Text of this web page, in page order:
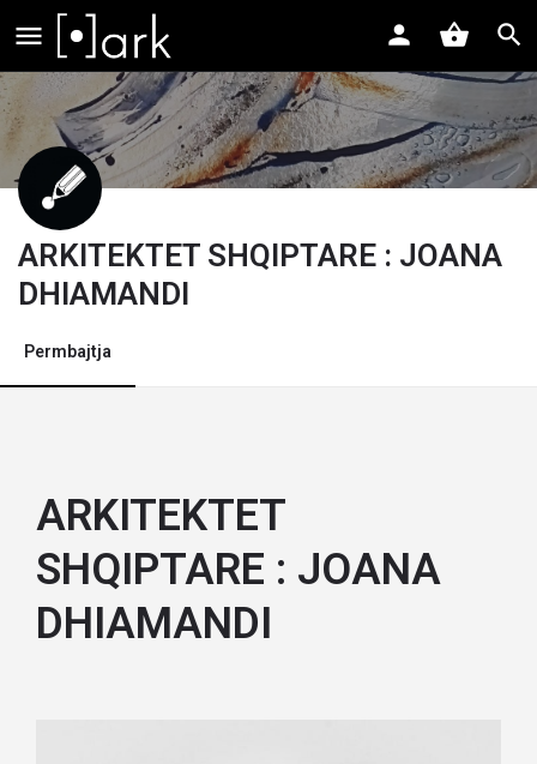
ARKITEKTET SHQIPTARE : JOANA
DHIAMANDI
Permbajtja
ARKITEKTET
SHQIPTARE : JOANA
DHIAMANDI